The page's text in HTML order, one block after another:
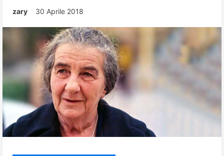
zary 30 Aprile 2018